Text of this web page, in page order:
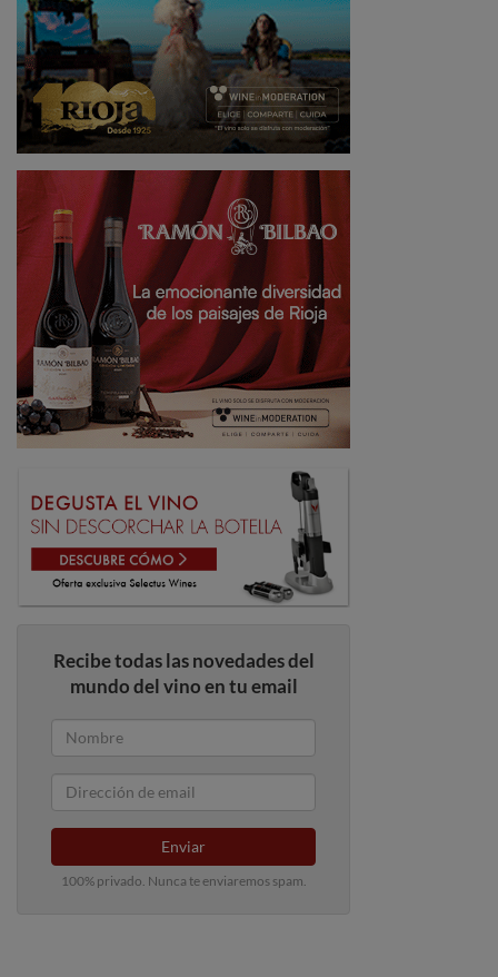
Recibe todas las novedades del
mundo del vino en tu email
Enviar
100% privado. Nunca te enviaremos spam.